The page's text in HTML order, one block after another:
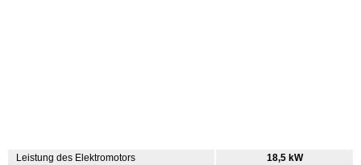
Leistung des Elektromotors
18,5 kW